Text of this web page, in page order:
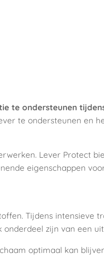
te ondersteunen
te ondersteunen en
Lever Protect
eigenschappen
Tijdens intensieve
zijn van een
optimaal kan